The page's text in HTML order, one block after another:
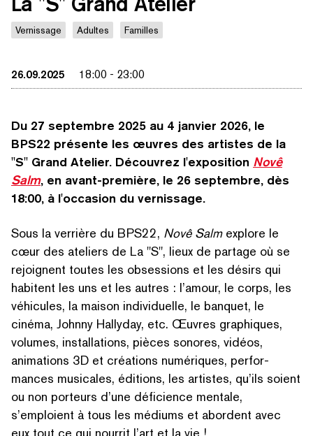
Vernissage Adultes Familles
26.09.2025 18:00 - 23:00
Du 27 septembre 2025 au 4 janvier 2026, le
BPS22 présente les œuvres des artistes de la
"S" Grand Atelier. Découvrez l'exposition Novê
Salm, en avant-première, le 26 septembre, dès
18:00, à l'occasion du vernissage.
Sous la verrière du BPS22, Novê Salmexplore le
cœur des ateliers de La "S", lieux de partage où se
rejoignent toutes les obsessions et les désirs qui
habitent les uns et les autres : l’amour, le corps, les
véhicules, la maison indi­vidu­elle, le banquet, le
cinéma, Johnny Hallyday, etc. Œuvres graphiques,
volumes, instal­la­tions, pièces sonores, vidéos,
animations 3D et créations numériques, per­for­
mances musicales, éditions, les artistes, qu’ils soient
ou non porteurs d’une déficience mentale,
s’emploient à tous les médiums et abordent avec